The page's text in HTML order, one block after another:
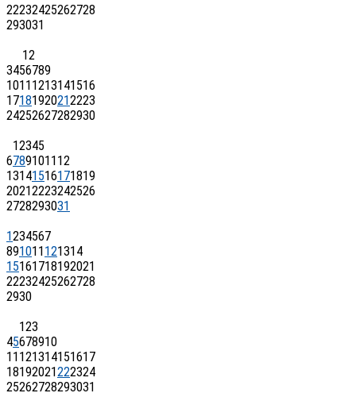
22232425262728
293031
12
3456789
1011 1213141516
17181920212223
24252627282930
12345
67891011 12
13141516171819
20212223242526
2728293031
1234567
891011 121314
15161718192021
22232425262728
2930
123
45678910
11 121314151617
18192021222324
25262728293031